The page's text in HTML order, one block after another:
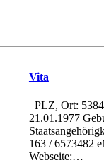
Vita
PLZ, Ort:
21.01.1977
163 / 6573482
Webseite:…